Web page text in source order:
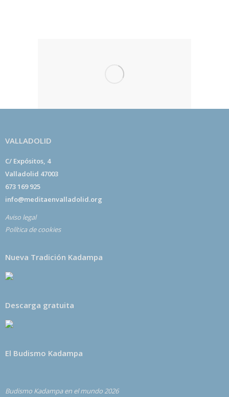
VALLADOLID
C/ Expósitos, 4
Valladolid 47003
673 169 925
info@meditaenvalladolid.org
Aviso legal
Política de cookies
Nueva Tradición Kadampa
Descarga gratuita
El Budismo Kadampa
Budismo Kadampa en el mundo 2026